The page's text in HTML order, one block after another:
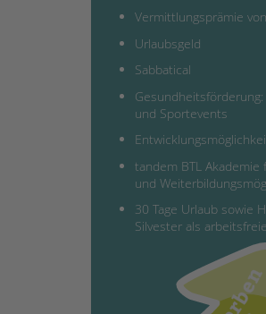
Vermittlungsprämie
Urlaubsgeld
Sabbatical
und Sportevents
tandem BTL Akademie
und
30 Tage Urlaub sowie
Silvester als